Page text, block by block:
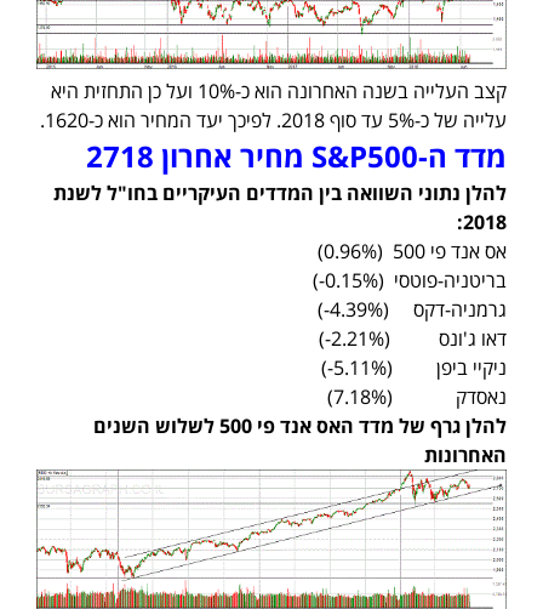
קצב העלייה בשנה האחרונה הוא כ-10% ועל כן התחזית היא
עלייה של כ-5% עד סוף 2018. לפיכך יעד המחיר הוא כ-1620.
מדד ה-S&P500 מחיר אחרון 2718
להלן נתוני השוואה בין המדדים העיקריים בחו"ל לשנת
2018:
אס אנד פי 500 (0.96%)
בריטניה-פוטסי (0.15%-)
גרמניה-דקס (4.39%-)
דאו ג'ונס (2.21%-)
ניקיי ביפן (5.11%-)
נאסדק (7.18%)
להלן גרף של מדד האס אנד פי 500 לשלוש השנים
האחרונות